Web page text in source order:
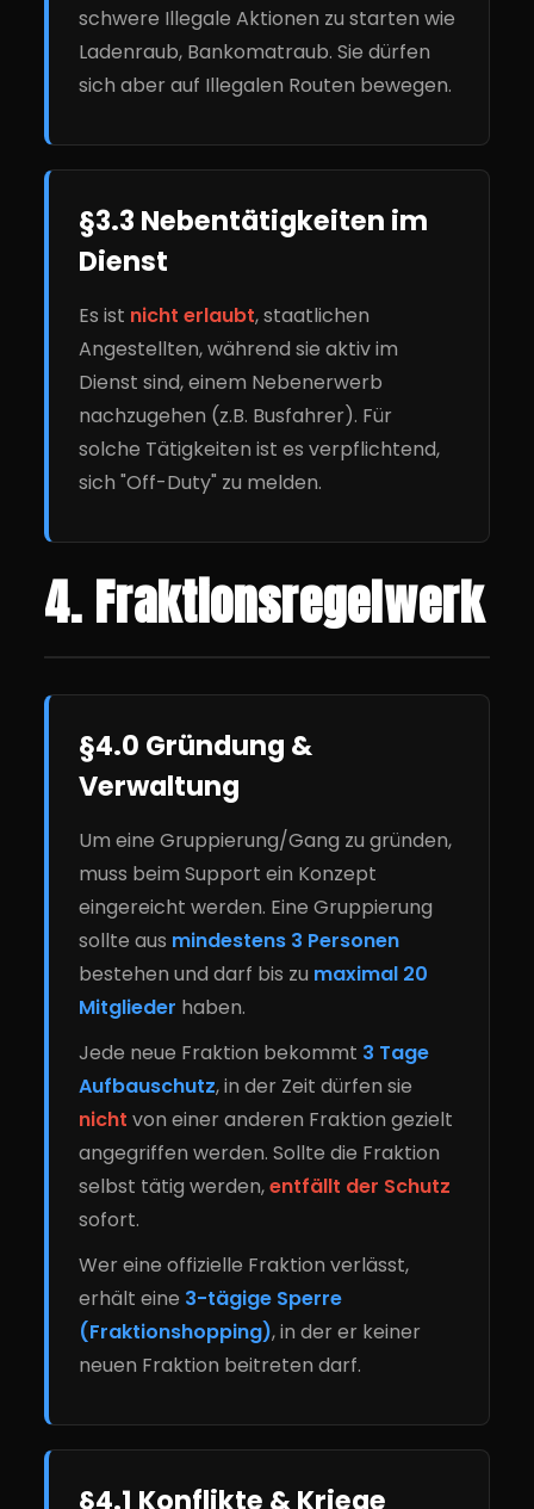
schwere Illegale Aktionen zu starten wie
Ladenraub, Bankomatraub. Sie dürfen
sich aber auf Illegalen Routen bewegen.
§3.3 Nebentätigkeiten im
Dienst
Es ist nicht erlaubt, staatlichen
Angestellten, während sie aktiv im
Dienst sind, einem Nebenerwerb
nachzugehen (z.B. Busfahrer). Für
solche Tätigkeiten ist es verpflichtend,
sich "Off-Duty" zu melden.
4. Fraktionsregelwerk
§4.0 Gründung &
Verwaltung
Um eine Gruppierung/Gang zu gründen,
muss beim Support ein Konzept
eingereicht werden. Eine Gruppierung
sollte aus mindestens 3 Personen
bestehen und darf bis zu maximal 20
Mitglieder haben.
Jede neue Fraktion bekommt 3 Tage
Aufbauschutz, in der Zeit dürfen sie
nicht von einer anderen Fraktion gezielt
angegriffen werden. Sollte die Fraktion
selbst tätig werden,entfällt der Schutz
sofort.
Wer eine offizielle Fraktion verlässt,
erhält eine 3-tägige Sperre
(Fraktionshopping), in der er keiner
neuen Fraktion beitreten darf.
§4.1 Konflikte & Kriege